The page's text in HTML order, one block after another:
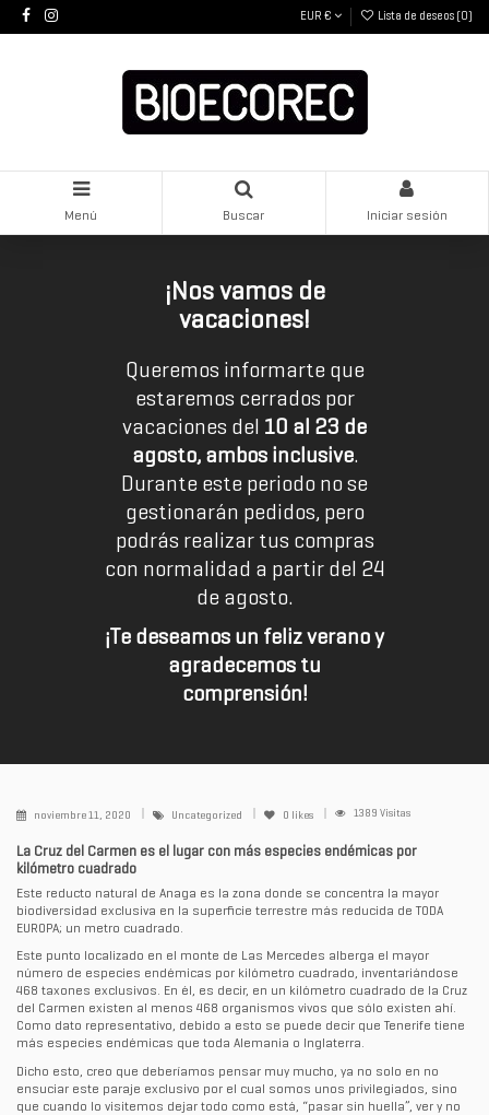
EUR € Lista de deseos ( 0
Menú Buscar Iniciar sesión
¡Nos vamos de
vacaciones!
Queremos informarte que
estaremos cerrados por
vacaciones del 10 al 23 de
agosto, ambos inclusive.
Durante este periodo no se
gestionarán pedidos, pero
podrás realizar tus compras
con normalidad a partir del 24
de agosto.
¡Te deseamos un feliz verano y
agradecemos tu
comprensión!
noviembre 11, 2020 Uncategorized likes 1389 Visitas
La Cruz del Carmen es el lugar con más especies endémicas por
kilómetro cuadrado
Este reducto natural de Anaga es la zona donde se concentra la mayor
biodiversidad exclusiva en la superficie terrestre más reducida de TODA
EUROPA; un metro cuadrado.
Este punto localizado en el monte de Las Mercedes alberga el mayor
número de especies endémicas por kilómetro cuadrado, inventariándose
468 taxones exclusivos. En él, es decir, en un kilómetro cuadrado de la Cruz
del Carmen existen al menos 468 organismos vivos que sólo existen ahí.
Como dato representativo, debido a esto se puede decir que Tenerife tiene
más especies endémicas que toda Alemania o Inglaterra.
Dicho esto, creo que deberíamos pensar muy mucho, ya no solo en no
ensuciar este paraje exclusivo por el cual somos unos privilegiados, sino
que cuando lo visitemos dejar todo como está, “pasar sin huella”, ver y no